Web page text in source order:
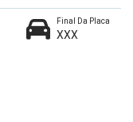
Final Da Placa
XXX